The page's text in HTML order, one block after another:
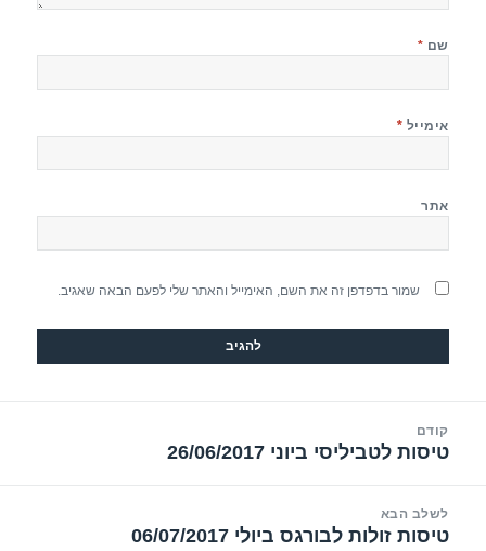
שם *
אימייל *
אתר
שמור בדפדפן זה את השם, האימייל והאתר שלי לפעם הבאה שאגיב.
קודם
הפוסט
טיסות לטביליסי ביוני 26/06/2017
לשלב הבא
הפוסט
טיסות זולות לבורגס ביולי 06/07/2017